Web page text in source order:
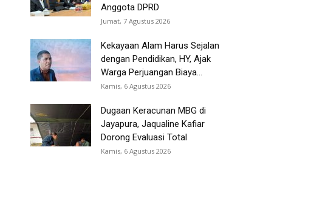
Anggota DPRD
Jumat, 7 Agustus 2026
Kekayaan Alam Harus Sejalan
dengan Pendidikan, HY, Ajak
Warga Perjuangan Biaya...
Kamis, 6 Agustus 2026
Dugaan Keracunan MBG di
Jayapura, Jaqualine Kafiar
Dorong Evaluasi Total
Kamis, 6 Agustus 2026